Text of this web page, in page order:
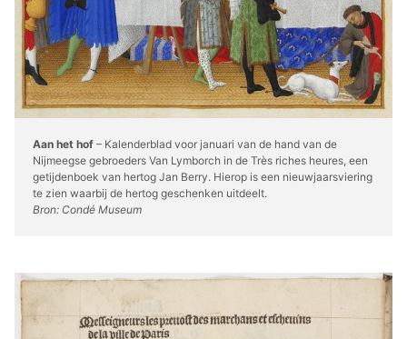
Aan het hof – Kalenderblad voor januari van de hand van de
Nijmeegse gebroeders Van Lymborch in de Très riches heures, een
getijdenboek van hertog Jan Berry. Hierop is een nieuwjaarsviering
te zien waarbij de hertog geschenken uitdeelt.
Bron: Condé Museum